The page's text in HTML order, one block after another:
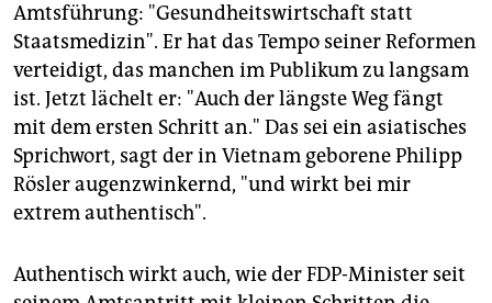
epaper login
Amtsführung: "Gesundheitswirtschaft statt
Staatsmedizin". Er hat das Tempo seiner Reformen
verteidigt, das manchen im Publikum zu langsam
ist. Jetzt lächelt er: "Auch der längste Weg fängt
mit dem ersten Schritt an." Das sei ein asiatisches
Sprichwort, sagt der in Vietnam geborene Philipp
Rösler augenzwinkernd, "und wirkt bei mir
extrem authentisch".
Authentisch wirkt auch, wie der FDP-Minister seit